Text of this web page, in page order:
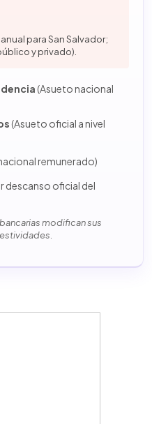
para San Salvador;
y privado).
(Asueto nacional
(Asueto oficial a nivel
remunerado)
descanso oficial del
modifican sus